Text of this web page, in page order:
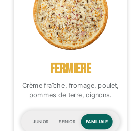
FERMIERE
Crème fraîche, fromage, poulet,
pommes de terre, oignons.
JUNIOR SENIOR FAMILIALE